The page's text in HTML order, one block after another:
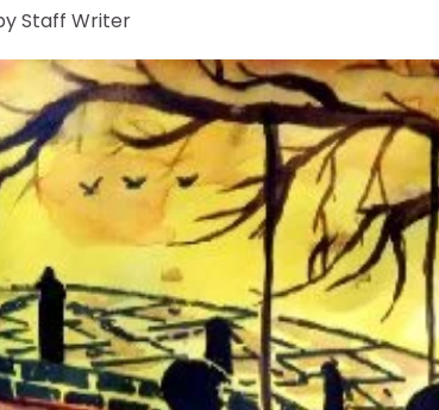
Staff Writer